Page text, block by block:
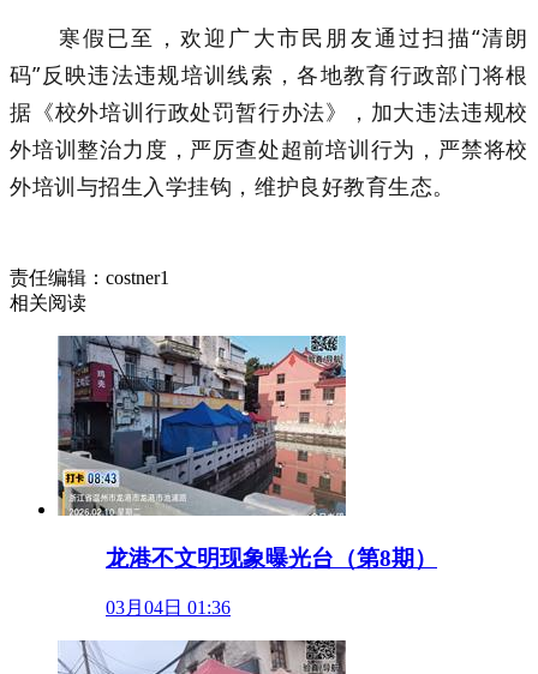
寒假已至，欢迎广大市民朋友通过扫描“清朗
码”反映违法违规培训线索，各地教育行政部门将根
据《校外培训行政处罚暂行办法》，加大违法违规校
外培训整治力度，严厉查处超前培训行为，严禁将校
外培训与招生入学挂钩，维护良好教育生态。
责任编辑：costner1
相关阅读
龙港不文明现象曝光台（第8期）
03月04日 01:36